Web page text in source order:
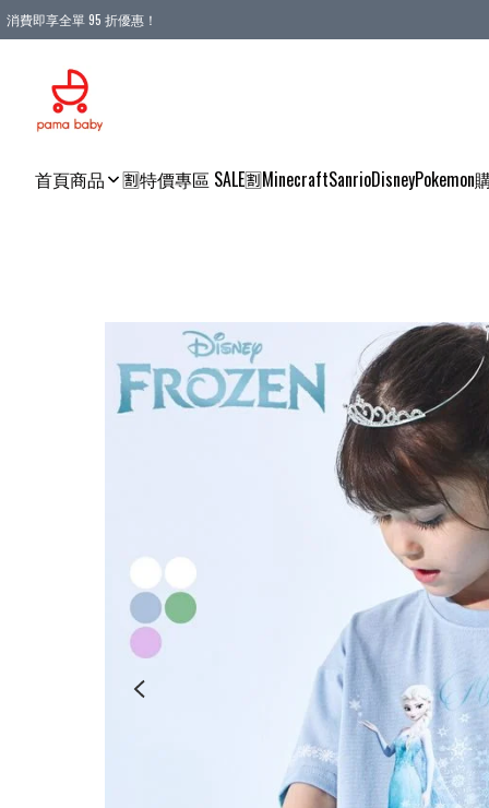
消費即享全單 95 折優惠！
首頁商品 🈹特價專區 SALE🈹MinecraftSanrioDisneyPokemon